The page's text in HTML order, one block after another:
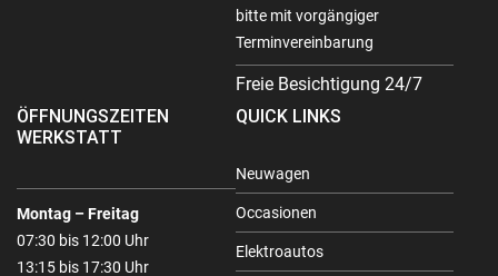
bitte mit vorgängiger
Terminvereinbarung
Freie Besichtigung 24/7
ÖFFNUNGSZEITEN
WERKSTATT
Montag – Freitag
07:30 bis 12:00 Uhr
13:15 bis 17:30 Uhr
QUICK LINKS
Neuwagen
Occasionen
Elektroautos